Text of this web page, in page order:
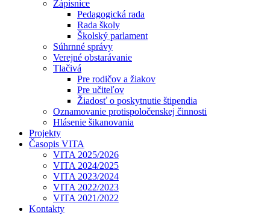
Zápisnice
Pedagogická rada
Rada školy
Školský parlament
Súhrnné správy
Verejné obstarávanie
Tlačivá
Pre rodičov a žiakov
Pre učiteľov
Žiadosť o poskytnutie štipendia
Oznamovanie protispoločenskej činnosti
Hlásenie šikanovania
Projekty
Časopis VITA
VITA 2025/2026
VITA 2024/2025
VITA 2023/2024
VITA 2022/2023
VITA 2021/2022
Kontakty